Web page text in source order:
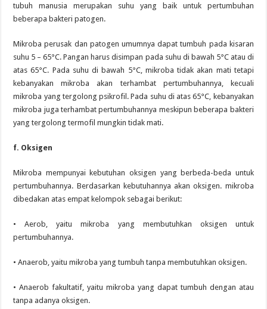
tubuh manusia merupakan suhu yang baik untuk pertumbuhan
beberapa bakteri patogen.
Mikroba perusak dan patogen umumnya dapat tumbuh pada kisaran
suhu 5 – 65°C. Pangan harus disimpan pada suhu di bawah 5°C atau di
atas 65°C. Pada suhu di bawah 5°C, mikroba tidak akan mati tetapi
kebanyakan mikroba akan terhambat pertumbuhannya, kecuali
mikroba yang tergolong psikrofil. Pada suhu di atas 65°C, kebanyakan
mikroba juga terhambat pertumbuhannya meskipun beberapa bakteri
yang tergolong termofil mungkin tidak mati.
f. Oksigen
Mikroba mempunyai kebutuhan oksigen yang berbeda-beda untuk
pertumbuhannya. Berdasarkan kebutuhannya akan oksigen. mikroba
dibedakan atas empat kelompok sebagai berikut:
• Aerob, yaitu mikroba yang membutuhkan oksigen untuk
pertumbuhannya.
• Anaerob, yaitu mikroba yang tumbuh tanpa membutuhkan oksigen.
• Anaerob fakultatif, yaitu mikroba yang dapat tumbuh dengan atau
tanpa adanya oksigen.